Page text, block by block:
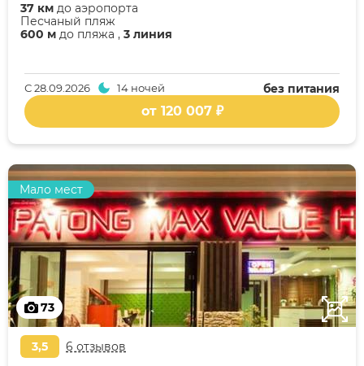
600 м до пляжа , 3 линия
Песчаный пляж
37 км до аэропорта
без питания
С28.09.2026 14 ночей
от 120 007 ₽
73
Мало мест
3,5 6 отзывов